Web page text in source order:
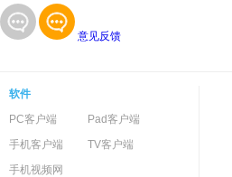
意见反馈
软件
PC客户端
Pad客户端
手机客户端
TV客户端
手机视频网